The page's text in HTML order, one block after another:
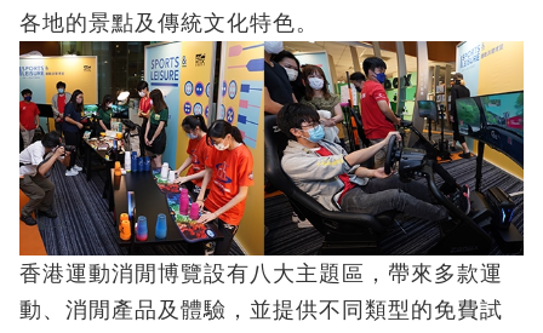
各地的景點及傳統文化特色。
香港運動消閒博覽設有八大主題區，帶來多款運
動、消閒產品及體驗，並提供不同類型的免費試